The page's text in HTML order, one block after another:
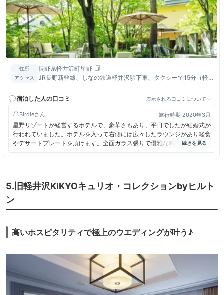
住所 長野県軽井沢町星野
アクセス
JR長野新幹線、しなの鉄道軽井沢駅下車、タクシーで15分（軽
宿泊した人の口コミ
表示される口コミについて
Birdie 旅行時期 2020年3月
星野リゾートが経営するホテルで、豪華さもあり、平日でしたが結婚式が
行われていました。ホテルを入って右側には広々したラウンジがあり軽食
やデザートプレートを頂けます。全面ガラス張りで優雅な時間を過ごせま
した。
5.旧軽井沢KIKYOキュリオ・コレクションbyヒルト
ン
高いホスピタリティで極上のウエディングが叶う♪